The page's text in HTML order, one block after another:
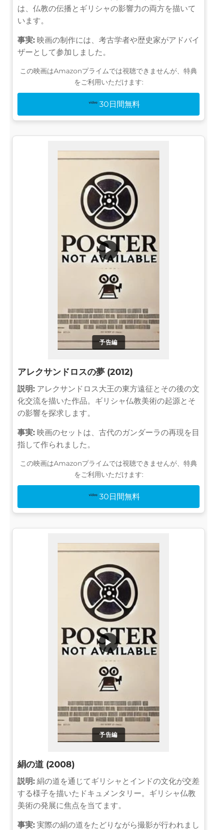
は、仏教の伝播とギリシャの影響力の両方を描いて
います。
事実: 映画の制作には、考古学者や歴史家がアドバイ
ザーとして参加しました。
この映画はAmazonプライムでは視聴できませんが、特典
をご利用いただけます:
30日間無料
予告編
▶
アレクサンドロスの夢 (2012)
説明: アレクサンドロス大王の東方遠征とその後の文
化交流を描いた作品。ギリシャ仏教美術の起源とそ
の影響を探求します。
事実: 映画のセットは、古代のガンダーラの再現を目
指して作られました。
この映画はAmazonプライムでは視聴できませんが、特典
をご利用いただけます:
30日間無料
予告編
▶
絹の道 (2008)
説明: 絹の道を通じてギリシャとインドの文化が交差
する様子を描いたドキュメンタリー。ギリシャ仏教
美術の発展に焦点を当てます。
事実: 実際の絹の道をたどりながら撮影が行われまし